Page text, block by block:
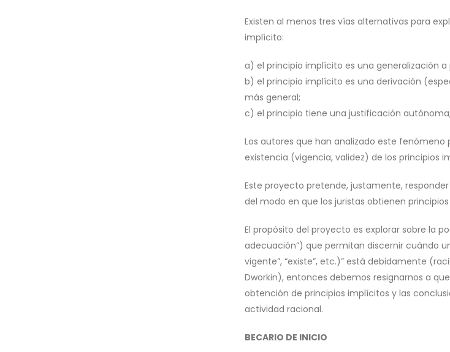
Existen al menos tres vías alternativas para
implícito:
a) el principio implícito es una generalización
b) el principio implícito es una derivación
más general;
c) el principio tiene una justificación
Los autores que han analizado este
existencia (vigencia, validez) de los principios
Este proyecto pretende, justamente,
del modo en que los juristas obtienen
El propósito del proyecto es explorar sobre la
adecuación”) que permitan discernir cuándo
vigente”, “existe”, etc.)” está debidamente
Dworkin), entonces debemos resignarnos a
obtención de principios implícitos y las
actividad racional.
BECARIO DE INICIO